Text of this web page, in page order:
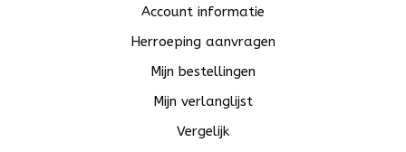
Account informatie
Herroeping aanvragen
Mijn bestellingen
Mijn verlanglijst
Vergelijk